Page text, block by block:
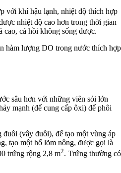
với khí hậu lạnh, nhiệt độ thích hợp
nhiệt độ cao hơn trong thời gian
cao, cá hồi không sống được.
hàm lượng DO trong nước thích hợp
sâu hơn với những viên sỏi lớn
mạnh (để cung cấp ôxi) để phôi
(vây đuôi), để tạo một vùng áp
tạo một hố lõm nông, được gọi là
trứng rộng 2,8 m2. Trứng thường có